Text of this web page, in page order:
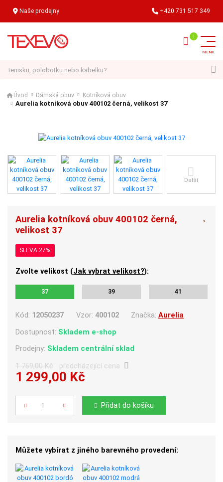
Naše prodejny +420 731 517 349
Úvod Dámská obuv Kotníková obuv
Aurelia kotníková obuv 400102 černá, velikost 37
Další
Aurelia kotníková obuv 400102 černá,
velikost 37
SLEVA 27%
Zvolte velikost (Jak vybrat velikost?):
37 39 41
Kód: 12050237 Vzor: 400102 Značka: Aurelia
Dostupnost: Skladem e-shop
Prodejny: Skladem centrální sklad
1 769,00 Kč předcházející cena
1 299,00 Kč
Počet
Přidat do košíku
Můžete vybírat z jiného barevného provedení: